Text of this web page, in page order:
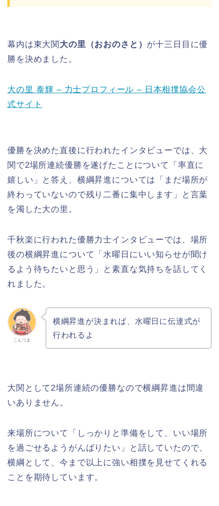
幕内は東大関 大の里（おおのさと） が十三日目に優
勝を決めました。
大の里 泰輝 – 力士プロフィール – 日本相撲協会公
式サイト
優勝を決めた直後に行われたインタビューでは、大
関で2場所連続優勝を遂げたことについて「率直に
嬉しい」と答え、横綱昇進については「まだ場所が
終わっていないので残り二番に集中します」と言葉
を濁した大の里。
千秋楽に行われた優勝力士インタビューでは、場所
後の横綱昇進について「水曜日にいい知らせが聞け
るよう待ちたいと思う」と素直な気持ちを話してく
れました。
こんつま
横綱昇進が決まれば、水曜日に伝達式が
行われるよ
大関として2場所連続の優勝なので横綱昇進は間違
いありません。
来場所について「しっかりと準備をして、いい場所
を過ごせるようがんばりたい」と話していたので、
横綱として、今まで以上に強い相撲を見せてくれる
ことを期待しています。